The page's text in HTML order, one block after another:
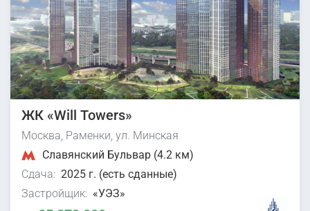
ЖК «Will Towers»
Москва, Раменки, ул. Минская
Славянский Бульвар (4.2 км)
Сдача: 2025 г. (есть сданные)
Застройщик: «УЭЗ»